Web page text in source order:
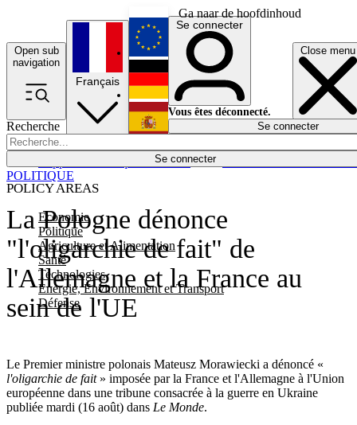
Ga naar de hoofdinhoud
Open sub
navigation
Close menu
Recherche
Se connecter
POLICY AREAS
Economie
Politique
Agriculture et Alimentation
Santé
Technologies
Energie, Environnement et Transport
Défense
Économie
Français
English
Deutsch
Español
Se connecter
Vous êtes déconnecté.
Se connecter
La Pologne dénonce
"l'oligarchie de fait" de
l'Allemagne et la France au
sein de l'UE
Le Premier ministre polonais Mateusz Morawiecki a dénoncé «
l'oligarchie de fait» imposée par la France et l'Allemagne à l'Union
européenne dans une tribune consacrée à la guerre en Ukraine
publiée mardi (16 août) dans Le Monde.
POLITIQUE